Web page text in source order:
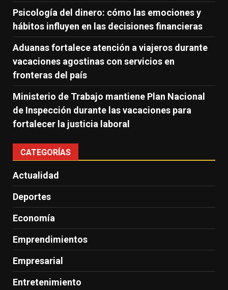
Psicología del dinero: cómo las emociones y
hábitos influyen en las decisiones financieras
Aduanas fortalece atención a viajeros durante
vacaciones agostinas con servicios en
fronteras del país
Ministerio de Trabajo mantiene Plan Nacional
de Inspección durante las vacaciones para
fortalecer la justicia laboral
CATEGORÍAS
Actualidad
Deportes
Economía
Emprendimientos
Empresarial
Entretenimiento